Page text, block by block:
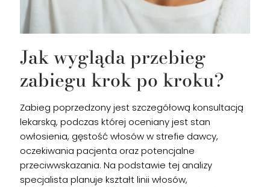
Jak wygląda przebieg
zabiegu krok po kroku?
Zabieg poprzedzony jest szczegółową konsultacją
lekarską, podczas której oceniany jest stan
owłosienia, gęstość włosów w strefie dawcy,
oczekiwania pacjenta oraz potencjalne
przeciwwskazania. Na podstawie tej analizy
specjalista planuje kształt linii włosów,